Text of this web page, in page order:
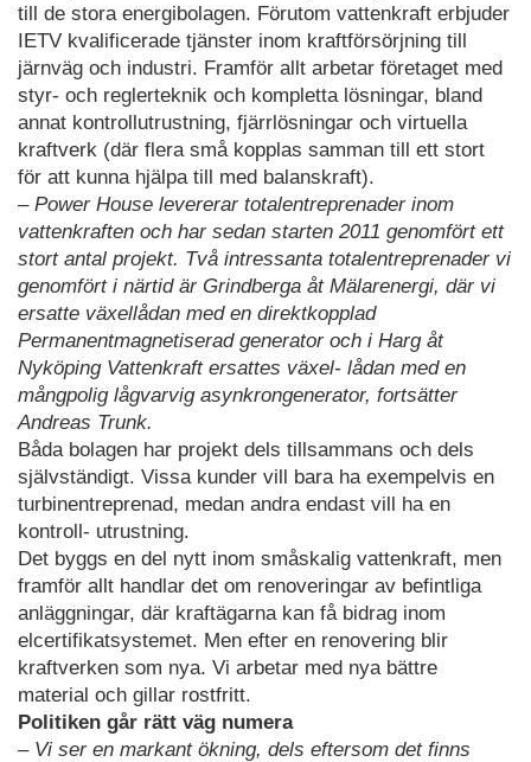
till de stora energibolagen. Förutom vattenkraft erbjuder
IETV kvalificerade tjänster inom kraftförsörjning till
järnväg och industri. Framför allt arbetar företaget med
styr- och reglerteknik och kompletta lösningar, bland
annat kontrollutrustning, fjärrlösningar och virtuella
kraftverk (där flera små kopplas samman till ett stort
för att kunna hjälpa till med balanskraft).
– Power House levererar totalentreprenader inom
vattenkraften och har sedan starten 2011 genomfört ett
stort antal projekt. Två intressanta totalentreprenader vi
genomfört i närtid är Grindberga åt Mälarenergi, där vi
ersatte växellådan med en direktkopplad
Permanentmagnetiserad generator och i Harg åt
Nyköping Vattenkraft ersattes växel- lådan med en
mångpolig lågvarvig asynkrongenerator, fortsätter
Andreas Trunk.
Båda bolagen har projekt dels tillsammans och dels
självständigt. Vissa kunder vill bara ha exempelvis en
turbinentreprenad, medan andra endast vill ha en
kontroll- utrustning.
Det byggs en del nytt inom småskalig vattenkraft, men
framför allt handlar det om renoveringar av befintliga
anläggningar, där kraftägarna kan få bidrag inom
elcertifikatsystemet. Men efter en renovering blir
kraftverken som nya. Vi arbetar med nya bättre
material och gillar rostfritt.
Politiken går rätt väg numera
– Vi ser en markant ökning, dels eftersom det finns